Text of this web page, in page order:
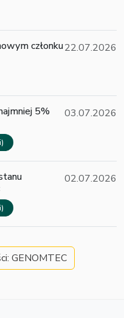
członku22.07.2026
5%
03.07.2026
02.07.2026
GENOMTEC